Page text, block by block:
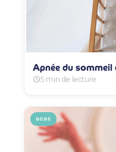
Apnée du sommeil
5 min de lecture
BÉBÉ